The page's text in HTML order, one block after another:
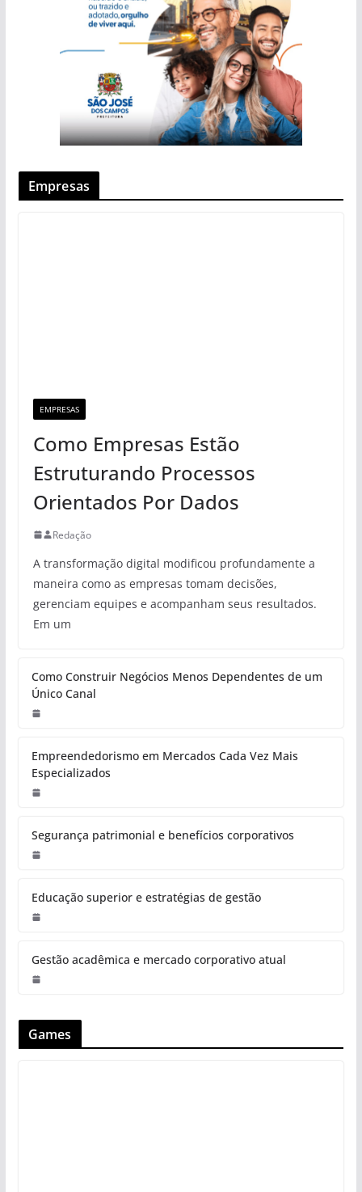
Empresas
EMPRESAS
Como Empresas Estão
Estruturando Processos
Orientados Por Dados
Redação
A transformação digital modificou profundamente a
maneira como as empresas tomam decisões,
gerenciam equipes e acompanham seus resultados.
Em um
Como Construir Negócios Menos Dependentes de um
Único Canal
Empreendedorismo em Mercados Cada Vez Mais
Especializados
Segurança patrimonial e benefícios corporativos
Educação superior e estratégias de gestão
Gestão acadêmica e mercado corporativo atual
Games